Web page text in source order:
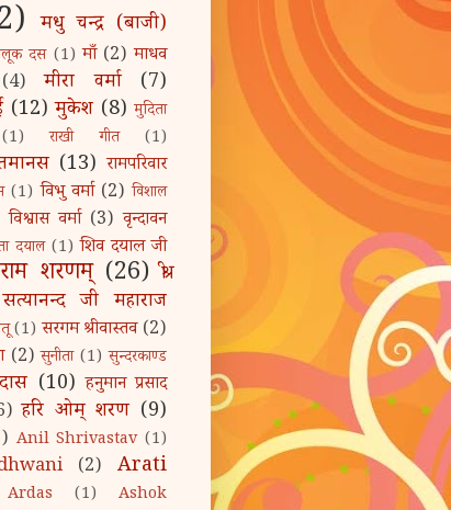
मधु चन्द्र (बाजी)
दस (1) माँ (2) माधव
(4) मीरा वर्मा
(7)
(12) मुकेश (8) मुदिता
(1) राखी गीत (1)
(13) रामपरिवार
(1) विभु वर्मा (2) विशाल
विश्वास वर्मा (3) वृन्दावन
दयाल (1) शिव दयाल जी
राम शरणम्‌ (26) श्री
जी महाराज
(1) सरगम श्रीवास्तव (2)
(2) सुनीता (1) सुन्दरकाण्ड
(10) हनुमान प्रसाद
हरि ओम्‌ शरण (9)
Anil Shrivastav (1)
(2) Arati
Ardas (1)
Ashok